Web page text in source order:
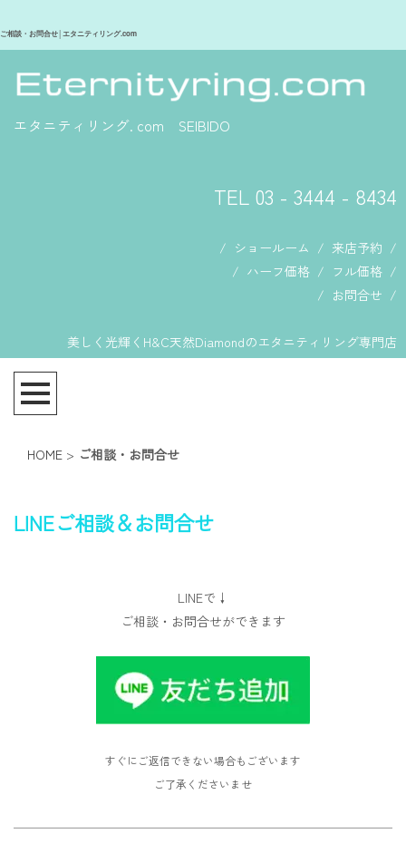
ご相談・お問合せ│エタニティリング.com
エタニティリング. com SEIBIDO
TEL 03 - 3444 - 8434
/ ショールーム / 来店予約 /
/ ハーフ価格 / フル価格 /
/ お問合せ /
美しく光輝くH&C天然Diamondのエタニティリング専門店
HOME > ご相談・お問合せ
LINEご相談＆お問合せ
LINEで↓
ご相談・お問合せができます
すぐにご返信できない場合もございます
ご了承くださいませ